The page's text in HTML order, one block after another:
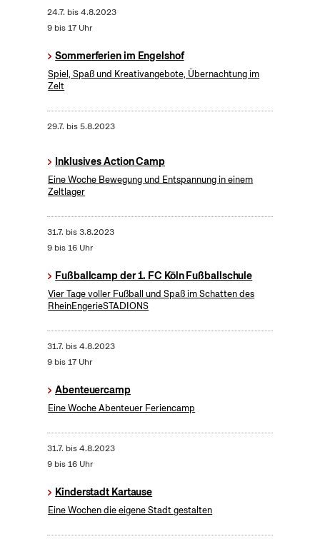
24.7. bis4.8.2023
9 bis 17 Uhr
Sommerferien im Engelshof
Spiel, Spaß und Kreativangebote, Übernachtung im
Zelt
29.7. bis5.8.2023
Inklusives Action Camp
Eine Woche Bewegung und Entspannung in einem
Zeltlager
31.7. bis3.8.2023
9 bis 16 Uhr
Fußballcamp der 1. FC Köln Fußballschule
Vier Tage voller Fußball und Spaß im Schatten des
RheinEngerieSTADIONS
31.7. bis4.8.2023
9 bis 17 Uhr
Abenteuercamp
Eine Woche Abenteuer Feriencamp
31.7. bis4.8.2023
9 bis 16 Uhr
Kinderstadt Kartause
Eine Wochen die eigene Stadt gestalten